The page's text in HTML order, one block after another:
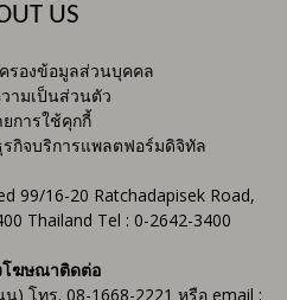
US
รองข้อมูลส่วนบุคคล
ามเป็นส่วนตัว
การใช้คุกกี้
กิจบริการแพลตฟอร์มดิจิทัล
99/16-20 Ratchadapisek Road,
Thailand Tel : 0-2642-3400
โฆษณาติดต่อ
โทร. 08-1668-2221 หรือ email :